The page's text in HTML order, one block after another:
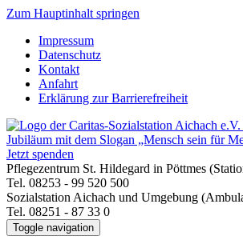
Zum Hauptinhalt springen
Impressum
Datenschutz
Kontakt
Anfahrt
Erklärung zur Barrierefreiheit
Jetzt spenden
Pflegezentrum St. Hildegard in Pöttmes
Tel. 08253 - 99 520 500
Sozialstation Aichach und Umgebung
Tel. 08251 - 87 33 0
Toggle navigation